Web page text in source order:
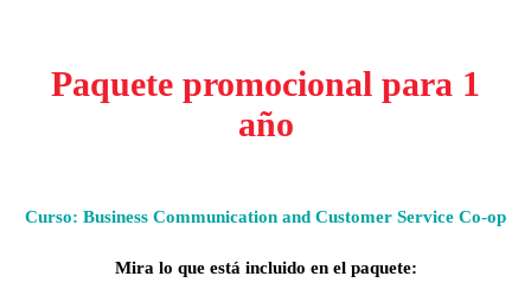
Paquete promocional para 1
año
Curso: Business Communication and Customer Service Co-op
Mira lo que está incluido en el paquete: